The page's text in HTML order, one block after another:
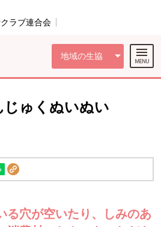
ラブ連合会
地域の生協
ューです。
キップする
まで。
ゅくぬいぬい
穴が空いたり、しみのあ